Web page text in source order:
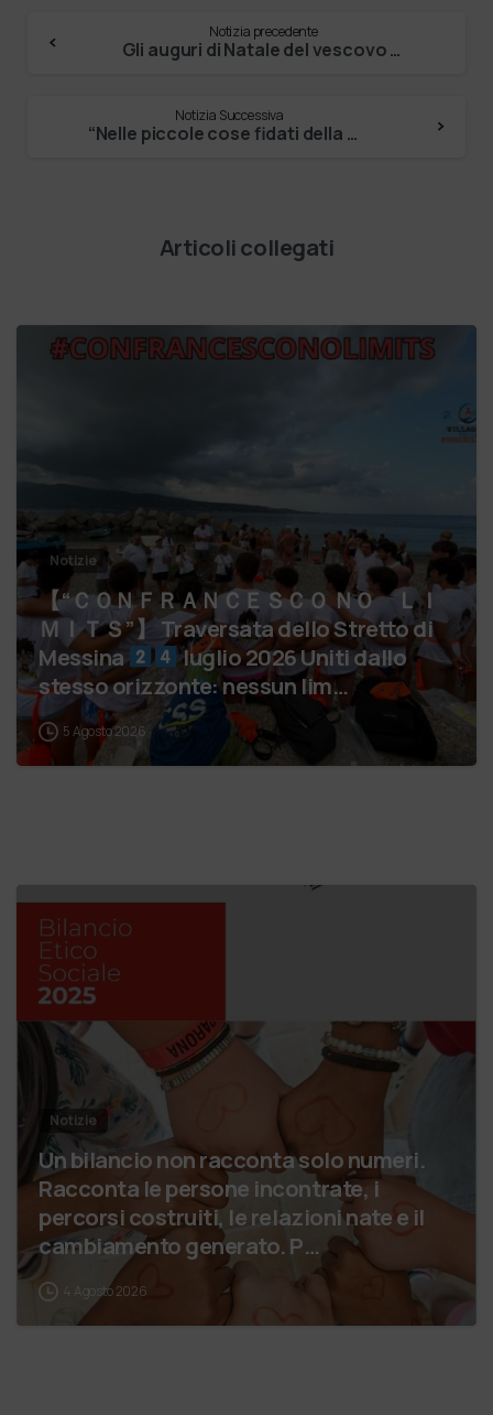
Notizia precedente
Gli auguri di Natale del vescovo Domenico ai lettori di Verona fedele
Notizia Successiva
“Nelle piccole cose fidati della mente, nelle grandi del cuore.” ADOA Villaggio delle Possibilità #sefabenealorofabeneancheate
Articoli collegati
Notizie
【 “ＣＯＮＦＲＡＮＣＥＳＣＯ ＮＯ ＬＩ
ＭＩＴＳ”】 Traversata dello Stretto di
Messina
luglio 2026 Uniti dallo
stesso orizzonte: nessun lim…
5 Agosto 2026
Notizie
Un bilancio non racconta solo numeri.
Racconta le persone incontrate, i
percorsi costruiti, le relazioni nate e il
cambiamento generato. P…
4 Agosto 2026